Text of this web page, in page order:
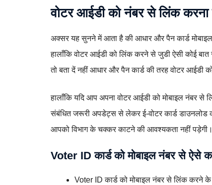
वोटर आईडी को नंबर से लिंक
अक्सर यह सुनने में आता है की आधार और पैन कार्ड
हालाँकि वोटर आईडी को लिंक करने से जुडी ऐसी कोई
तो बता दें नहीं आधार और पैन कार्ड की तरह वोटर आईडी
हालाँकि यदि आप अपना वोटर आईडी को मोबाइल नंबर
संबंधित जरूरी अपडेट्स से लेकर ई-वोटर कार्ड डाउनलोड
आपको विभाग के चक्कर काटने की आवश्यकता नहीं पड़ेगी।
Voter ID कार्ड को मोबाइल नंबर से ऐसे
Voter ID कार्ड को मोबाइल नंबर से लिंक